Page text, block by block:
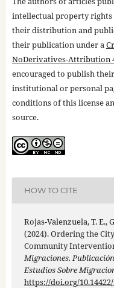
intellectual property
their distribution and
their publication under a
NoDerivatives-Attribution
encouraged to publish
institutional or personal
conditions of this license
source.
HOW TO CITE
Rojas-Valenzuela, T. E.,
(2024). Ordering the
Community
Migraciones.
Estudios Sobre
https://doi.org/